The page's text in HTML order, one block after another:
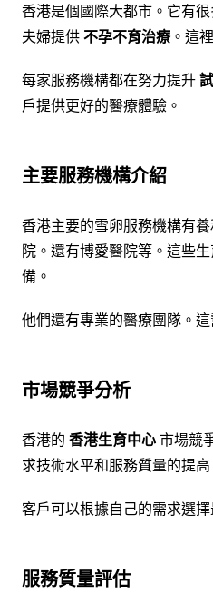
香港是個國際大都市。它有很
夫婦提供不孕不育治療 。這
每家服務機構都在努力提升
戶提供更好的醫療體驗。
主要服務機構介紹
香港主要的雪卵服務機構有
院。還有博愛醫院等。這些
備。
他們還有專業的醫療團隊。
市場競爭分析
香港的 香港生育中心市場競
求技術水平和服務質量的提高
客戶可以根據自己的需求選
服務質量評估